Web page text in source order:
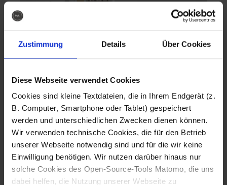
Zustimmung Details Über Cookies
Diese Webseite verwendet Cookies
Cookies sind kleine Textdateien, die in Ihrem Endgerät (z.
B. Computer, Smartphone oder Tablet) gespeichert
werden und unterschiedlichen Zwecken dienen können.
Wir verwenden technische Cookies, die für den Betrieb
unserer Webseite notwendig sind und für die wir keine
Einwilligung benötigen. Wir nutzen darüber hinaus nur
solche Cookies des Open-Source-Tools Matomo, die uns
dabei helfen, die Nutzung unserer Webseite zu
Fotografo: Lorenz
Sternbach
Download
Fotografo: Lorenz
Sternbach
Download